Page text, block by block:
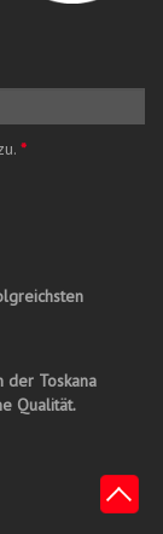
*
der Toskana
Qualität.